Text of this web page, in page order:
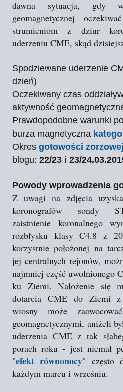
dawna sytuacja, gdy
geomagnetycznej
strumieniom z dziur
uderzeniu CME, skąd
Spodziewane uderzenie
dzień)
Oczekiwany czas
aktywność
Prawdopodobne warunki
burza magnetyczna
Okres gotowości zorzowej
blogu: 22/23 i 23/
Powody wprowadzenia
Z uwagi na zdjęcia
koronografów sondy
zaistnienie koronalnego
rozbłysku klasy C4.8 z
korzystnie położonej na
jej centralnych rejonów,
najmniej część uwolnionego
ku Ziemi. Nałożenie się
dotarcia CME do Ziemi z
wiosny może
geomagnetycznymi, aniżeli
uderzenia CME z tak
porach roku - jest niemal
"efekt równonocy" często
każdym marcu i wrześniu.